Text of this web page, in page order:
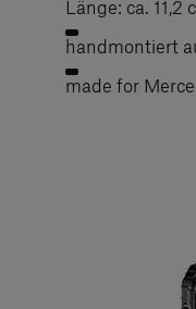
Länge: ca. 11,2
handmontiert
made for